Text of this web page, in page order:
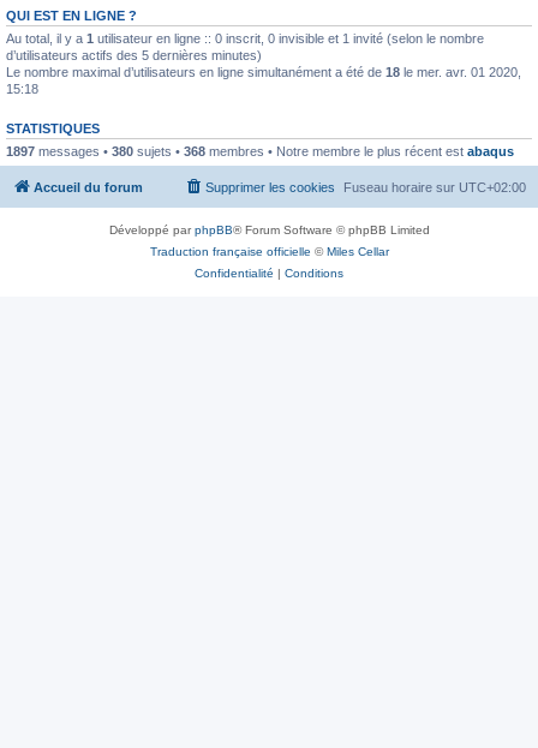
QUI EST EN LIGNE ?
Au total, il y a 1 utilisateur en ligne :: 0 inscrit, 0 invisible et 1 invité (selon le nombre
d’utilisateurs actifs des 5 dernières minutes)
Le nombre maximal d’utilisateurs en ligne simultanément a été de 18 le mer. avr. 01 2020,
15:18
STATISTIQUES
1897 messages • 380 sujets • 368 membres • Notre membre le plus récent est abaqus
Accueil du forum Fuseau horaire sur UTC+02:00
Supprimer les cookies
Développé parphpBB® Forum Software © phpBB Limited
Traduction française officielle ©Miles Cellar
Confidentialité | Conditions